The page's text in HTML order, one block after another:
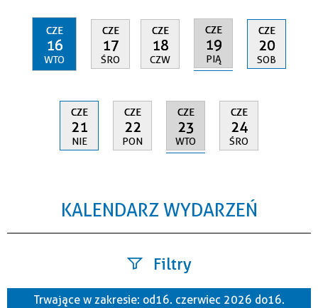
CZE
16
WTO
CZE
17
ŚRO
CZE
18
CZW
CZE
19
PIĄ
CZE
20
SOB
CZE
21
NIE
CZE
22
PON
CZE
23
WTO
CZE
24
ŚRO
KALENDARZ WYDARZEŃ
Filtry
Szukana fraza
Trwające w zakresie: od 16. czerwiec 2026 do 16.